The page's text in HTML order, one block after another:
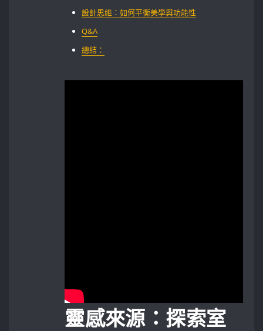
設計思維：如何平衡美學與功能性
Q&A
總結：
靈感來源：探索室